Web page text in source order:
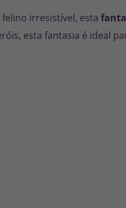
irresistível, esta
esta fantasia é ideal